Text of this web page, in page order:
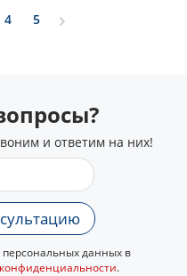
4 5
и ответим на них!
данных в
.